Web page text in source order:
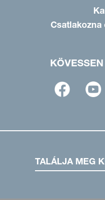
Csatlakozna
TALÁLJA MEG